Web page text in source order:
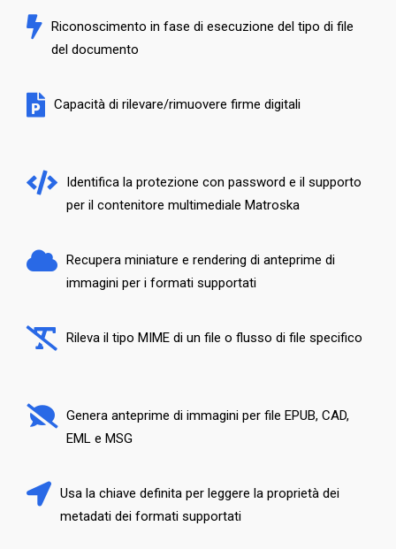
Riconoscimento in fase di esecuzione del tipo di file
del documento
Capacità di rilevare/rimuovere firme digitali
Identifica la protezione con password e il supporto
per il contenitore multimediale Matroska
Recupera miniature e rendering di anteprime di
immagini per i formati supportati
Rileva il tipo MIME di un file o flusso di file specifico
Genera anteprime di immagini per file EPUB, CAD,
EML e MSG
Usa la chiave definita per leggere la proprietà dei
metadati dei formati supportati